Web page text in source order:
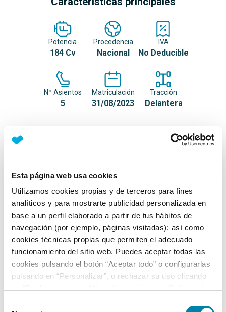
Esta página web usa cookies
Utilizamos cookies propias y de terceros para fines
analíticos y para mostrarte publicidad personalizada en
base a un perfil elaborado a partir de tus hábitos de
navegación (por ejemplo, páginas visitadas); así como
cookies técnicas propias que permiten el adecuado
funcionamiento del sitio web. Puedes aceptar todas las
cookies pulsando el botón “Aceptar todo” o configurarlas
pulsando en “Personalizar”, o rechazar su uso clicando
Potencia
184 Cv
Procedencia
Nacional
IVA
No Deducible
Nº Asientos
5
Matriculación
31/08/2023
Tracción
Delantera
Faros Full LED con ajuste dinámico
Faros antiniebla LED
+ Ver todos
Ficha técnica